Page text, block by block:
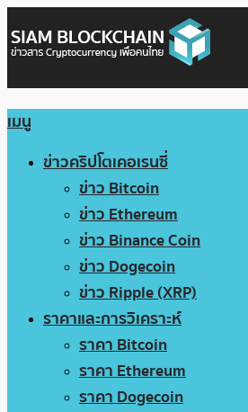
เมนู
ข่าวคริปโตเคอเรนซี่
ข่าว Bitcoin
ข่าว Ethereum
ข่าว Binance Coin
ข่าว Dogecoin
ข่าว Ripple (XRP)
ราคาและการวิเคราะห์
ราคา Bitcoin
ราคา Ethereum
ราคา Dogecoin